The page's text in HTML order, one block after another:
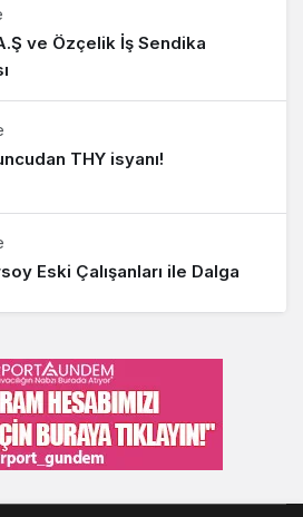
ve Özçelik İş Sendika
THY isyanı!
Eski Çalışanları ile Dalga